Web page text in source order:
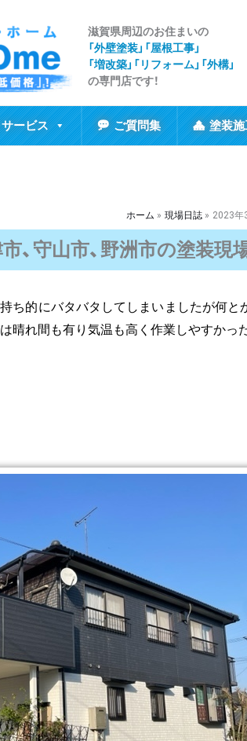
滋賀県周辺のお住まいの
「外壁塗装」「屋根工事」
「増改築」「リフォーム」「外構」
の専門店です！
サービス ご質問集 塗装施
ホーム 現場日誌 2023年
守山市、野洲市の塗装現
ち的にバタバタしてしまいましたが何と
晴れ間も有り気温も高く作業しやすかっ